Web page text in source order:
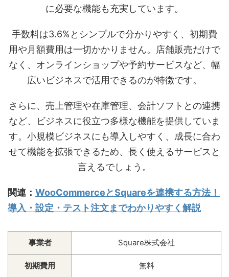
に必要な機能も充実しています。
手数料は3.6%とシンプルで分かりやすく、初期費
用や月額費用は一切かかりません。店舗販売だけで
なく、オンラインショップや予約サービスなど、幅
広いビジネスで活用できるのが特徴です。
さらに、売上管理や在庫管理、会計ソフトとの連携
など、ビジネスに役立つ多様な機能を提供していま
す。小規模ビジネスにも導入しやすく、成長に合わ
せて機能を拡張できるため、長く使えるサービスと
言えるでしょう。
関連： WooCommerceとSquareを連携する方法！
導入・設定・テスト注文までわかりやすく解説
事業者 Square株式会社
初期費用 無料